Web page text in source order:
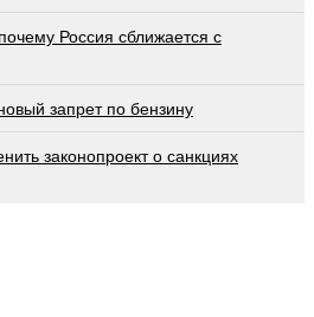
Россия сближается с
запрет по бензину
законопроект о санкциях